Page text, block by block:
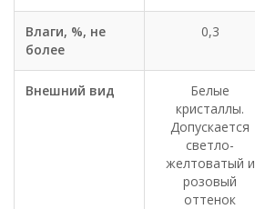
Влаги, %, не
более
0,3
Внешний вид
Белые
кристаллы.
Допускается
светло-
желтоватый и
розовый
оттенок